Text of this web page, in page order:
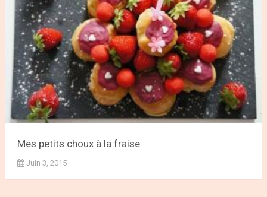
Mes petits choux à la fraise
Juin 3, 2015